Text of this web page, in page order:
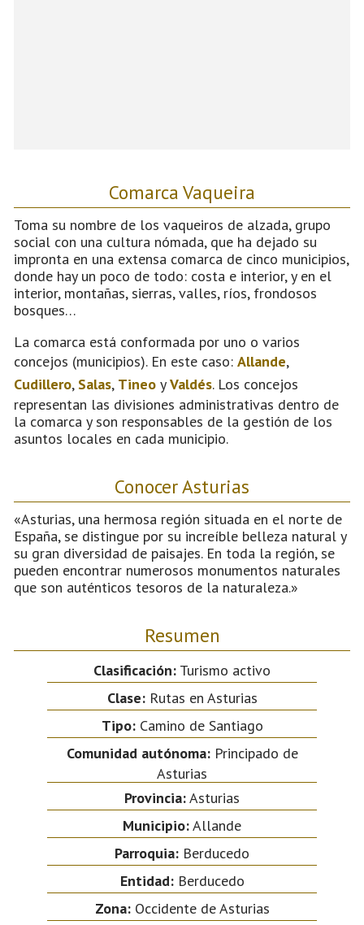
Comarca Vaqueira
Toma su nombre de los vaqueiros de alzada, grupo
social con una cultura nómada, que ha dejado su
impronta en una extensa comarca de cinco municipios,
donde hay un poco de todo: costa e interior, y en el
interior, montañas, sierras, valles, ríos, frondosos
bosques…
La comarca está conformada por uno o varios
concejos (municipios). En este caso: Allande,
Cudillero, Salas, Tineo yValdés. Los concejos
representan las divisiones administrativas dentro de
la comarca y son responsables de la gestión de los
asuntos locales en cada municipio.
Conocer Asturias
«Asturias, una hermosa región situada en el norte de
España, se distingue por su increíble belleza natural y
su gran diversidad de paisajes. En toda la región, se
pueden encontrar numerosos monumentos naturales
que son auténticos tesoros de la naturaleza.»
Resumen
Clasificación: Turismo activo
Clase:Rutas en Asturias
Tipo:Camino de Santiago
Comunidad autónoma:Principado de
Asturias
Provincia:Asturias
Municipio:Allande
Parroquia: Berducedo
Entidad:Berducedo
Zona:Occidente de Asturias